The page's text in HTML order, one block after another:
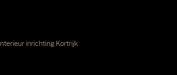
Interieur inrichting Kortrijk